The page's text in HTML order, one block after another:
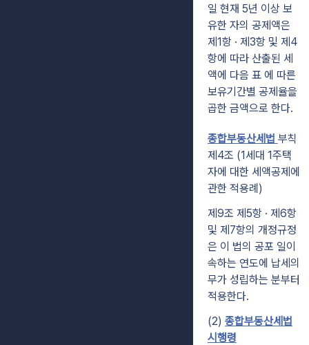
일 현재 5년 이상 보
유한 자의 공제액은
제1항 · 제3항 및 제4
항에 따라 산출된 세
액에 다음 표 에 따른
보유기간별 공제율을
곱한 금액으로 한다.
종합부동산세법 부칙
제4조 (1세대 1주택
자에 대한 세액공제에
관한 적용례)
제9조 제5항 · 제6항
및 제7항의 개정규정
은 이 법의 공포 일이
속하는 연도에 납세의
무가 성립하는 분부터
적용한다.
(2) 종합부동산세법
시행령